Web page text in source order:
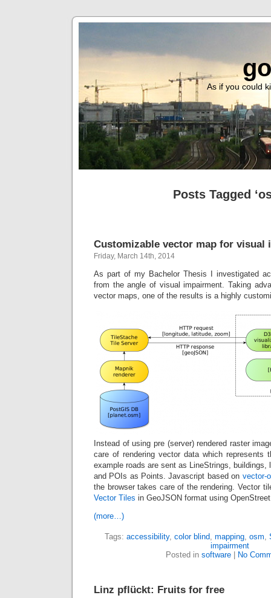
As if you could
Posts Tagged
Customizable vector map for visual
Friday, March 14th, 2014
As part of my Bachelor Thesis I investigated
from the angle of visual impairment. Taking
vector maps, one of the results is a highly
Instead of using pre (server) rendered raster
care of rendering vector data which represents
example roads are sent as LineStrings, buildings,
and POIs as Points. Javascript based on vector-
the browser takes care of the rendering. Vector
Vector Tiles in GeoJSON format using
(more…)
Tags: accessibility, color blind, mapping, osm,
impairment
Posted in software| No
Linz pflückt: Fruits for free